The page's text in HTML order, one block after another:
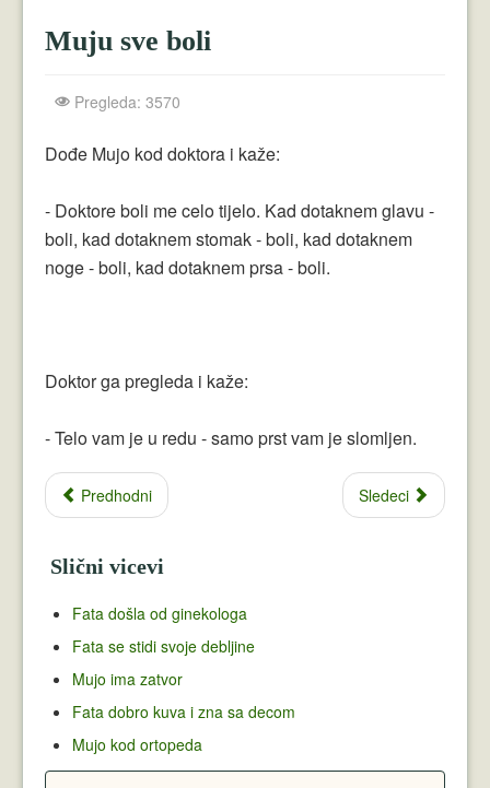
Perica
Vicevi Dana
Muju sve boli
Pregleda: 3570
Dođe Mujo kod doktora i kaže:
- Doktore boli me celo tijelo. Kad dotaknem glavu -
boli, kad dotaknem stomak - boli, kad dotaknem
noge - boli, kad dotaknem prsa - boli.
Doktor ga pregleda i kaže:
- Telo vam je u redu - samo prst vam je slomljen.
Predhodni Sledeci
Slični vicevi
Fata došla od ginekologa
Fata se stidi svoje debljine
Mujo ima zatvor
Fata dobro kuva i zna sa decom
Mujo kod ortopeda